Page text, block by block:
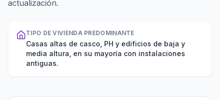
actualización.
TIPO DE VIVIENDA PREDOMINANTE
Casas altas de casco, PH y edificios de baja y
media altura, en su mayoría con instalaciones
antiguas.